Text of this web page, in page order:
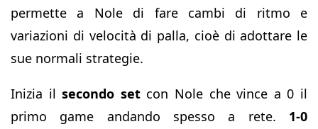
permette a Nole di fare cambi di ritmo e
variazioni di velocità di palla, cioè di adottare le
sue normali strategie.
Inizia ilsecondo setcon Nole che vince a 0 il
primo game andando spesso a rete. 1-0